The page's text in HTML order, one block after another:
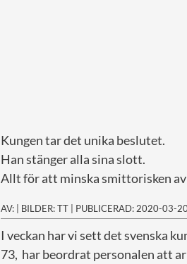
Kungen tar det unika beslutet.
Han stänger alla sina slott.
Allt för att minska smittorisken
AV: | BILDER: TT | PUBLICERAD: 2020-03-
I veckan har vi sett det svenska
73, har beordrat personalen att